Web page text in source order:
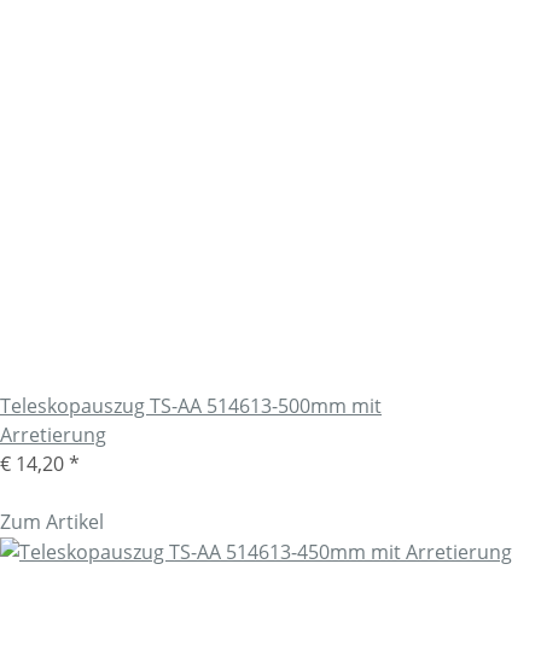
Teleskopauszug TS-AA 514613-500mm mit
Arretierung
€ 14,20*
Zum Artikel